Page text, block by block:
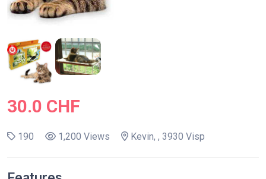
30.0 CHF
190 1,200 Views Kevin, , 3930 Visp